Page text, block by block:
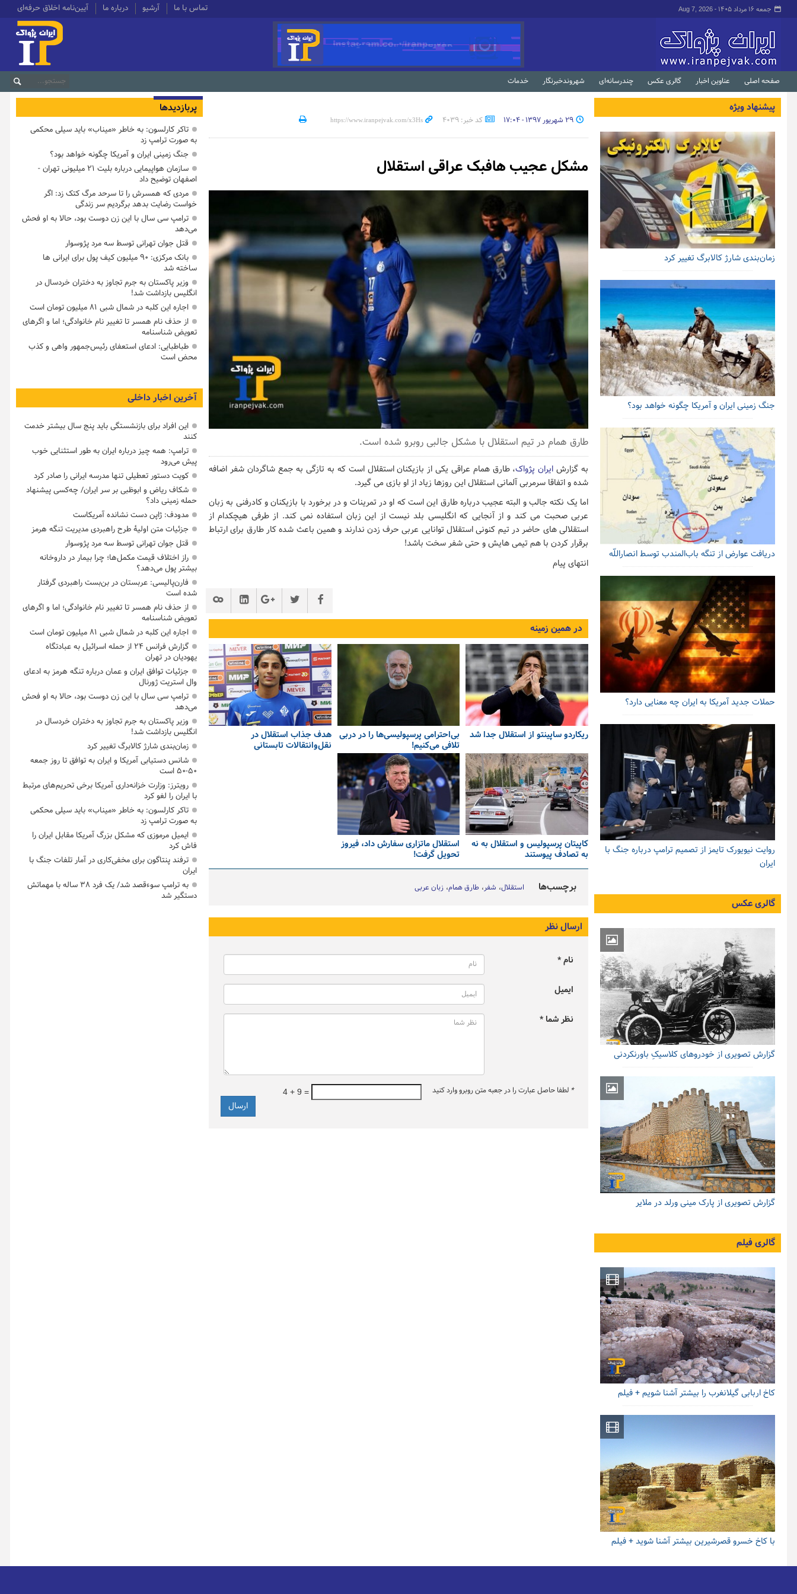
جمعه ۱۶ مرداد ۱۴۰۵ - Aug 7, 2026 تماس با ما آرشیو درباره ما آیین‌نامه اخلاق حرفه‌ای
صفحه اصلی عناوین اخبار گالری عکس چندرسانه‌ای شهروندخبرنگار خدمات
۲۹ شهریور ۱۳۹۷ - ۱۷:۰۴ کد خبر: 4039
مشکل عجیب هافبک عراقی استقلال
طارق همام در تیم استقلال با مشکل جالبی روبرو شده است.
به گزارش ایران پژواک، طارق همام عراقی یکی از بازیکنان استقلال است که به تازگی به جمع شاگردان شفر اضافه
شده و اتفاقا سرمربی آلمانی استقلال این روزها زیاد از او بازی می گیرد.
اما یک نکته جالب و البته عجیب درباره طارق این است که او در تمرینات و در برخورد با بازیکنان و کادرفنی به زبان
عربی صحبت می کند و از آنجایی که انگلیسی بلد نیست از این زبان استفاده نمی کند. از طرفی هیچکدام از
استقلالی های حاضر در تیم کنونی استقلال توانایی عربی حرف زدن ندارند و همین باعث شده کار طارق برای ارتباط
برقرار کردن با هم تیمی هایش و حتی شفر سخت باشد!
انتهای پیام
در همین زمینه
ریکاردو ساپینتو از استقلال جدا شد بی‌احترامی پرسپولیسی‌ها را در دربی
تلافی می‌کنیم!
هدف جذاب استقلال در
نقل‌وانتقالات تابستانی
کاپیتان پرسپولیس و استقلال به نه
به تصادف پیوستند
استقلال ماتزاری سفارش داد، فیروز
تحویل گرفت!
برچسب‌ها استقلال شفر طارق همام زبان عربی
ارسال نظر
نام *
ایمیل
نظر شما *
* لطفا حاصل عبارت را در جعبه متن روبرو وارد کنید 4 + 9 =
پیشنهاد ویژه
زمان‌بندی شارژ کالابرگ تغییر کرد
جنگ زمینی ایران و آمریکا چگونه خواهد بود؟
دریافت عوارض از تنگه باب‌المندب توسط انصاراللّه
حملات جدید آمریکا به ایران چه معنایی دارد؟
روایت نیویورک تایمز از تصمیم ترامپ درباره جنگ با
ایران
گالری عکس
گزارش تصویری از خودروهای کلاسیکِ باورنکردنی
گزارش تصویری از پارک مینی ورلد در ملایر
گالری فیلم
کاخ اربابی گیلانغرب را بیشتر آشنا شویم + فیلم
با کاخ خسرو قصرشیرین بیشتر آشنا شوید + فیلم
پربازدیدها
تاکر کارلسون: به خاطر «میناب» باید سیلی محکمی
به صورت ترامپ زد
جنگ زمینی ایران و آمریکا چگونه خواهد بود؟
سازمان هواپیمایی درباره بلیت ۲۱ میلیونی تهران -
اصفهان توضیح داد
مردی که همسرش را تا سرحد مرگ کتک زد: اگر
خواست رضایت بدهد برگردیم سر زندگی
ترامپ سی سال با این زن دوست بود، حالا به او فحش
می‌دهد
قتل جوان تهرانی توسط سه مرد پژوسوار
بانک مرکزی: ۹۰ میلیون کیف پول برای ایرانی ها
ساخته شد
وزیر پاکستان به جرم تجاوز به دختران خردسال در
انگلیس بازداشت شد!
اجاره این کلبه در شمال شبی ۸۱ میلیون تومان است
از حذف نام همسر تا تغییر نام خانوادگی؛ اما و اگرهای
تعویض شناسنامه
طباطبایی: ادعای استعفای رئیس‌جمهور واهی و کذب
محض است
آخرین اخبار داخلی
این افراد برای بازنشستگی باید پنج سال بیشتر خدمت
کنند
ترامپ: همه چیز درباره ایران به طور استثنایی خوب
پیش می‌رود
کویت دستور تعطیلی تنها مدرسه ایرانی را صادر کرد
شکاف ریاض و ابوظبی بر سر ایران/ چه‌کسی پیشنهاد
حمله زمینی داد؟
مدودف: ژاپن دست نشانده آمریکاست
جزئیات متن اولیۀ طرح راهبردی مدیریت تنگه هرمز
قتل جوان تهرانی توسط سه مرد پژوسوار
راز اختلاف قیمت مکمل‌ها؛ چرا بیمار در داروخانه
بیشتر پول می‌دهد؟
فارن‌پالیسی: عربستان در بن‌بست راهبردی گرفتار
شده است
از حذف نام همسر تا تغییر نام خانوادگی؛ اما و اگرهای
تعویض شناسنامه
اجاره این کلبه در شمال شبی ۸۱ میلیون تومان است
گزارش فرانس ۲۴ از حمله اسرائیل به عبادتگاه
یهودیان در تهران
جزئیات توافق ایران و عمان درباره تنگه هرمز به ادعای
وال استریت ژورنال
ترامپ سی سال با این زن دوست بود، حالا به او فحش
می‌دهد
وزیر پاکستان به جرم تجاوز به دختران خردسال در
انگلیس بازداشت شد!
زمان‌بندی شارژ کالابرگ تغییر کرد
شانس دستیابی آمریکا و ایران به توافق تا روز جمعه
۵۰-۵۰ است
رویترز: وزارت خزانه‌داری آمریکا برخی تحریم‌های مرتبط
با ایران را لغو کرد
تاکر کارلسون: به خاطر «میناب» باید سیلی محکمی
به صورت ترامپ زد
ایمیل مرموزی که مشکل بزرگ آمریکا مقابل ایران را
فاش کرد
ترفند پنتاگون برای مخفی‌کاری در آمار تلفات جنگ با
ایران
به ترامپ سوءقصد شد/ یک فرد ۳۸ ساله با مهماتش
دستگیر شد